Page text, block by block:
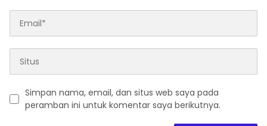
Simpan nama, email, dan situs web saya pada
peramban ini untuk komentar saya berikutnya.